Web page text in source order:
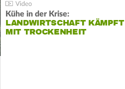
Kühe in der Krise:
LANDWIRTSCHAFT KÄMPFT
MIT TROCKENHEIT